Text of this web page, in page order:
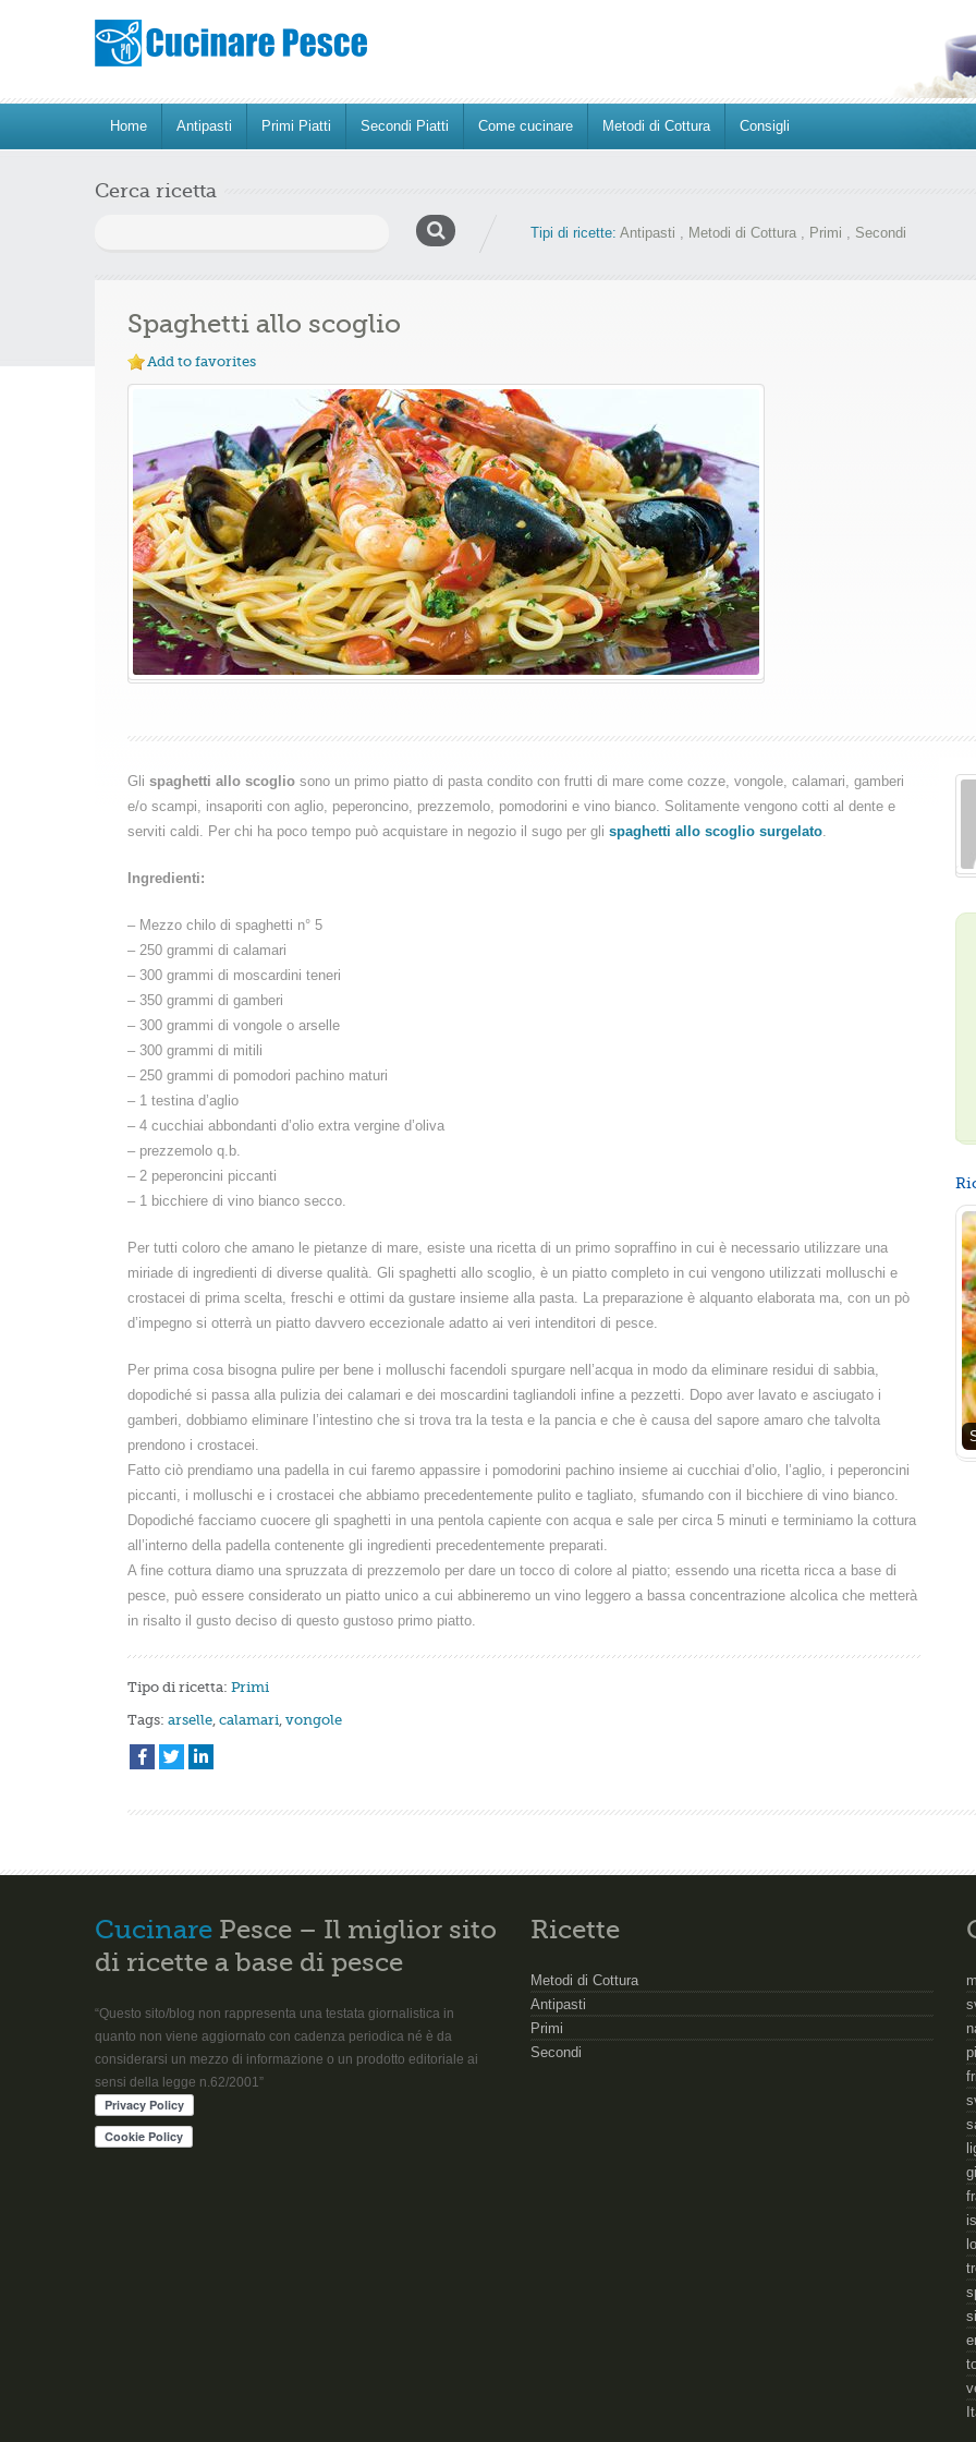
Home Antipasti Primi Piatti Secondi Piatti Come cucinare Metodi di Cottura
Consigli
Cerca ricetta
Tipi di ricette: Antipasti , Metodi di Cottura , Primi , Secondi
Spaghetti allo scoglio
Add to favorites
Gli spaghetti allo scoglio sono un primo piatto di pasta condito con frutti di mare come cozze, vongole, calamari, gamberi
e/o scampi, insaporiti con aglio, peperoncino, prezzemolo, pomodorini e vino bianco. Solitamente vengono cotti al dente e
serviti caldi. Per chi ha poco tempo può acquistare in negozio il sugo per gli spaghetti allo scoglio surgelato.
Ingredienti:
– Mezzo chilo di spaghetti n° 5
– 250 grammi di calamari
– 300 grammi di moscardini teneri
– 350 grammi di gamberi
– 300 grammi di vongole o arselle
– 300 grammi di mitili
– 250 grammi di pomodori pachino maturi
– 1 testina d’aglio
– 4 cucchiai abbondanti d’olio extra vergine d’oliva
– prezzemolo q.b.
– 2 peperoncini piccanti
– 1 bicchiere di vino bianco secco.
Per tutti coloro che amano le pietanze di mare, esiste una ricetta di un primo sopraffino in cui è necessario utilizzare una
miriade di ingredienti di diverse qualità. Gli spaghetti allo scoglio, è un piatto completo in cui vengono utilizzati molluschi e
crostacei di prima scelta, freschi e ottimi da gustare insieme alla pasta. La preparazione è alquanto elaborata ma, con un pò
d’impegno si otterrà un piatto davvero eccezionale adatto ai veri intenditori di pesce.
Per prima cosa bisogna pulire per bene i molluschi facendoli spurgare nell’acqua in modo da eliminare residui di sabbia,
dopodiché si passa alla pulizia dei calamari e dei moscardini tagliandoli infine a pezzetti. Dopo aver lavato e asciugato i
gamberi, dobbiamo eliminare l’intestino che si trova tra la testa e la pancia e che è causa del sapore amaro che talvolta
prendono i crostacei.
Fatto ciò prendiamo una padella in cui faremo appassire i pomodorini pachino insieme ai cucchiai d’olio, l’aglio, i peperoncini
piccanti, i molluschi e i crostacei che abbiamo precedentemente pulito e tagliato, sfumando con il bicchiere di vino bianco.
Dopodiché facciamo cuocere gli spaghetti in una pentola capiente con acqua e sale per circa 5 minuti e terminiamo la cottura
all’interno della padella contenente gli ingredienti precedentemente preparati.
A fine cottura diamo una spruzzata di prezzemolo per dare un tocco di colore al piatto; essendo una ricetta ricca a base di
pesce, può essere considerato un piatto unico a cui abbineremo un vino leggero a bassa concentrazione alcolica che metterà
in risalto il gusto deciso di questo gustoso primo piatto.
Tipo di ricetta: Primi
Tags: arselle, calamari, vongole
Cucinare Pesce – Il miglior sito
di ricette a base di pesce
“Questo sito/blog non rappresenta una testata giornalistica in
quanto non viene aggiornato con cadenza periodica né è da
considerarsi un mezzo di informazione o un prodotto editoriale ai
sensi della legge n.62/2001”
Ricette
Metodi di Cottura
Antipasti
Primi
Secondi